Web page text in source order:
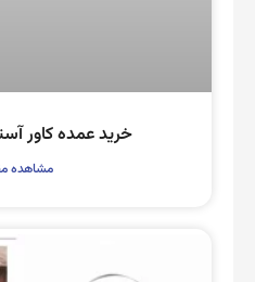
خرید عمده کاور
مشاهده